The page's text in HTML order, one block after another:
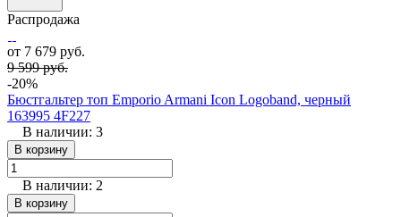
Распродажа
от 7 679 руб.
9 599 руб.
-20%
Бюстгальтер топ Emporio Armani Icon Logoband, черный
163995 4F227
В наличии: 3
В корзину
В наличии: 2
В корзину